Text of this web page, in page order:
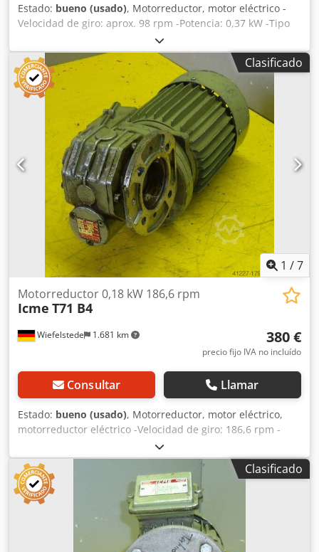
Estado: bueno (usado), Motorreductor, motor eléctrico -
Velocidad de giro: aprox. 98 rpm -Potencia: 0,37 kW -Tipo
de construcción: B5, angular -Diámetro del eje hueco: Ø 15
mm -Grado de protección: IP 54 -Peso: 10 kg Dedpsb A R
Npofx Alfjck
Clasificado
1 /7
Wiefelstede 1.681 km
Motorreductor 0,18 kW 186,6 rpm
Icme T71 B4
380 €
precio fijo IVA no incluído
Consultar Llamar
Estado: bueno (usado), Motorreductor, motor eléctrico,
motorreductor eléctrico -Velocidad de giro: 186,6 rpm -
Potencia: 0,18 kW -Diseño: B5, angular Dedpfxjb A N Nkj
Alfsck -Diámetro del eje: 19 mm -Grado de protección: IP
54 -Peso: 10 kg
Clasificado